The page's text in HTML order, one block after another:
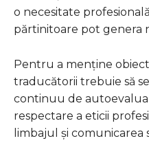
o necesitate
părtinitoare pot genera
Pentru a menține
traducătorii trebuie să
continuu de
respectare a eticii
limbajul și